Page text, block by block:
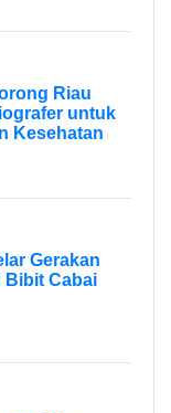
Riau
untuk
Kesehatan
Gerakan
Bibit Cabai